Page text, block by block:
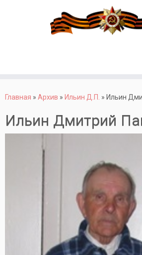
Главная » Архив » Ильин Д.П. » Ильин
Ильин Дмитрий